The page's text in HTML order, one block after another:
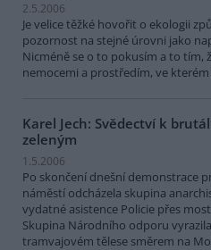
2.5.2006
Je velice těžké hovořit o ekologii
pozornost na stejné úrovni jako
Nicméně se o to pokusím a to tím,
nemocemi a prostředím, ve kterém
Karel Jech: Svědectví k
zeleným
1.5.2006
Po skončení dnešní demonstrace
náměstí odcházela skupina
vydatné asistence Policie přes
Skupina Národního odporu
tramvajovém tělese směrem na